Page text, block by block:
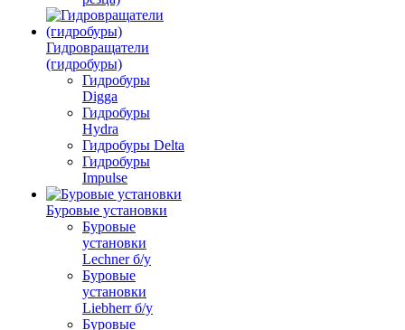
Гидровращатели
(гидробуры)
Гидробуры
Digga
Гидробуры
Hydra
Гидробуры Delta
Гидробуры
Impulse
Буровые установки
Буровые
установки
Lechner б/у
Буровые
установки
Liebherr б/у
Буровые